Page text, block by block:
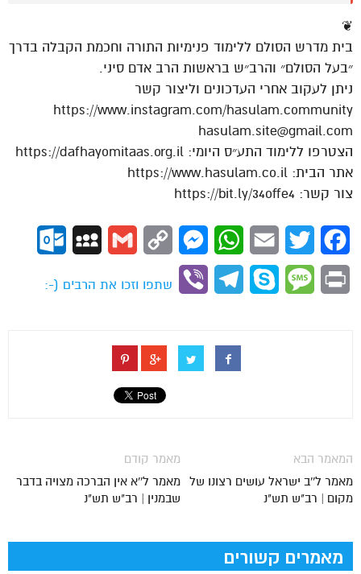
❦
בית מדרש הסולם ללימוד פנימיות התורה וחכמת הקבלה בדרך
״בעל הסולם״ והרב״ש בראשות הרב אדם סיני.
ניתן לעקוב אחרי העדכונים וליצור קשר
https://www.instagram.com/hasulam.community
hasulam.site@gmail.com
הצטרפו ללימוד התע״ס היומי: https://dafhayomitaas.org.il
אתר הבית: https://www.hasulam.co.il
צור קשר: https://bit.ly/34offe4
Facebook
Twitter
Email
WhatsApp
Messenger
Copy
Gmail
MySpace
Print
Message
Skype
Telegram
Viber
שתפו וזכו את הרבים (-:
מאמר קודם
מאמר ל''א אין הברכה מצויה בדבר
שבמנין | רב"ש תש"נ
המאמר הבא
מאמר ל''ב ישראל עושים רצונו של
מקום | רב"ש תש"נ
מאמרים קשורים